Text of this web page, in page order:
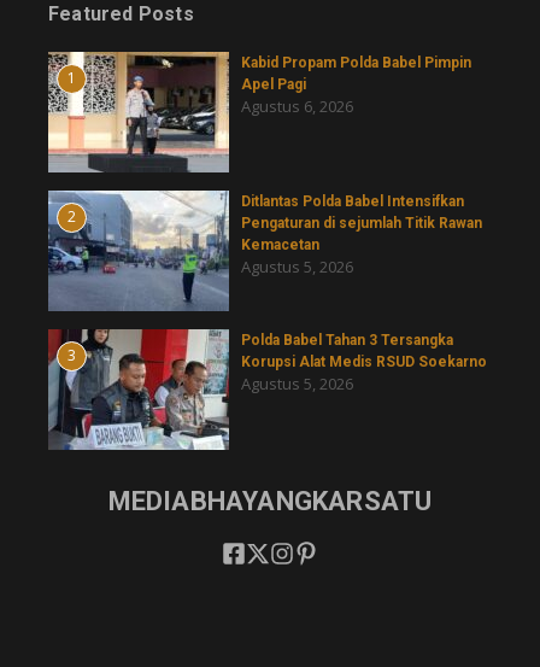
Featured Posts
1
Kabid Propam Polda Babel Pimpin
Apel Pagi
Agustus 6, 2026
2
Ditlantas Polda Babel Intensifkan
Pengaturan di sejumlah Titik Rawan
Kemacetan
Agustus 5, 2026
3
Polda Babel Tahan 3 Tersangka
Korupsi Alat Medis RSUD Soekarno
Agustus 5, 2026
MEDIABHAYANGKARSATU